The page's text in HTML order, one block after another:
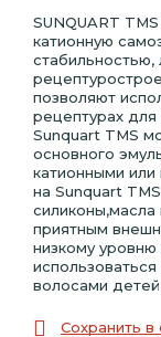
SUNQUART
катионную
стабильностью,
позволяют
рецептурах
Sunquart TMS
основного
катионными
на Sunquart
приятным
низкому
волосами
Сохранить